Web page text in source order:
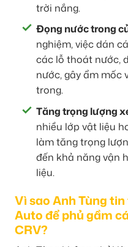
trời nắng.
Đọng nước trong
nghiệm, việc dán
các lỗ thoát nước,
nước, gây ẩm mốc
trong.
Tăng trọng lượng
nhiều lớp vật liệu
làm tăng trọng
đến khả năng vận
liệu.
Vì sao Anh Tùng
Auto để phủ gầm
CRV?